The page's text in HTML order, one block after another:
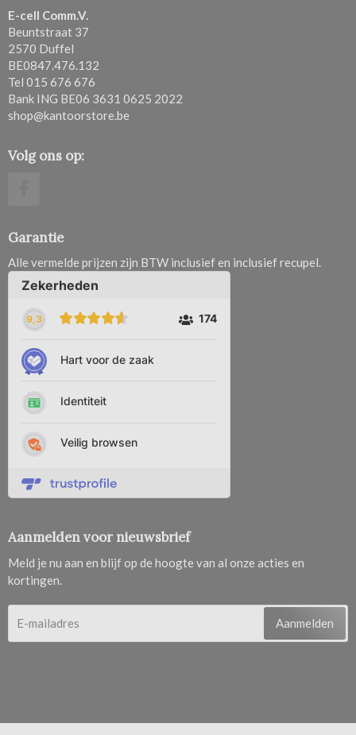
Volg ons op:
E-cell Comm.V.
Beuntstraat 37
2570 Duffel
BE0847.476.132
Tel 015 676 676
Bank ING BE06 3631 0625 2022
shop@kantoorstore.be
Garantie
Alle vermelde prijzen zijn BTW inclusief en inclusief recupel.
Aanmelden voor nieuwsbrief
Meld je nu aan en blijf op de hoogte van al onze acties en
kortingen.
Aanmelden